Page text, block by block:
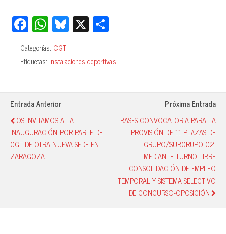
Fa
ce
bo
ok
W
ha
ts
A
pp
Bl
ue
sk
y
X
m
pa
rti
Categorías: CGT
Etiquetas: instalaciones deportivas
Entrada Anterior
OS INVITAMOS A LA
INAUGURACIÓN POR PARTE DE
CGT DE OTRA NUEVA SEDE EN
ZARAGOZA
Próxima Entrada
BASES CONVOCATORIA PARA LA
PROVISIÓN DE 11 PLAZAS DE
GRUPO/SUBGRUPO C2,
MEDIANTE TURNO LIBRE
CONSOLIDACIÓN DE EMPLEO
TEMPORAL Y SISTEMA SELECTIVO
DE CONCURSO-OPOSICIÓN